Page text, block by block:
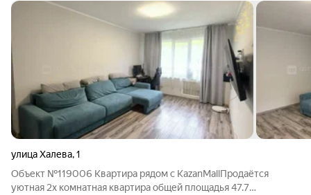
улица Халева,1
Объект №119006 Квартира рядом с KazanMallПродаётся
уютная 2х комнатная квартира общей площадья 47.7